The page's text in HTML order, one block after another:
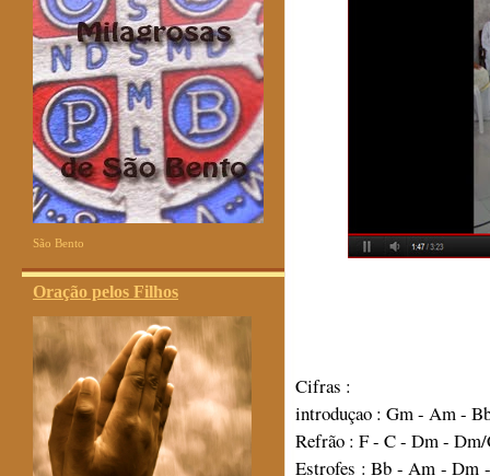
São Bento
Oração pelos Filhos
Cifras :
introduçao : Gm - Am -
Refrão : F - C - Dm -
Estrofes : Bb - Am - Dm